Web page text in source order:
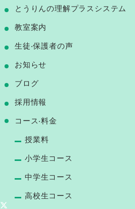
とうりんの理解プラスシステム
教室案内
⽣徒‧保護者の声
お知らせ
ブログ
採用情報
コース‧料⾦
授業料
小学生コース
中学生コース
高校生コース